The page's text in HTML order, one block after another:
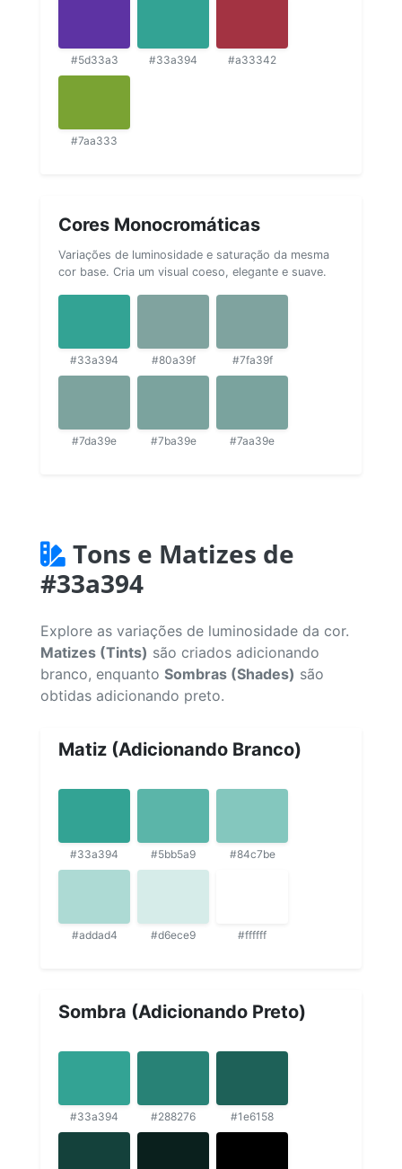
#5d33a3 #33a394 #a33342
#7aa333
Cores Monocromáticas
Variações de luminosidade e saturação da mesma
cor base. Cria um visual coeso, elegante e suave.
#33a394 #80a39f #7fa39f
#7da39e #7ba39e #7aa39e
Tons e Matizes de
#33a394
Explore as variações de luminosidade da cor.
Matizes (Tints) são criados adicionando
branco, enquanto Sombras (Shades) são
obtidas adicionando preto.
Matiz (Adicionando Branco)
#33a394 #5bb5a9 #84c7be
#addad4 #d6ece9 #ffffff
Sombra (Adicionando Preto)
#33a394 #288276 #1e6158